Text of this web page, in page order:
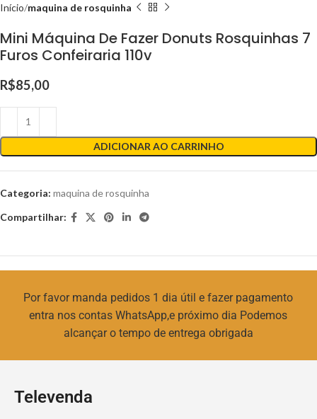
Início maquina de rosquinha
Mini Máquina De Fazer Donuts Rosquinhas 7
Furos Confeiraria 110v
R$85,00
ADICIONAR AO CARRINHO
Categoria: maquina de rosquinha
Compartilhar:
Por favor manda pedidos 1 dia útil e fazer pagamento
entra nos contas WhatsApp,e próximo dia Podemos
alcançar o tempo de entrega obrigada
Televenda